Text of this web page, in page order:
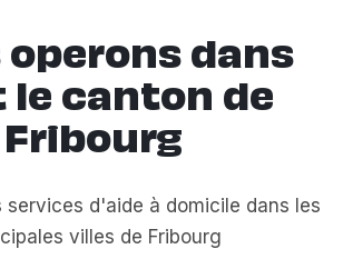
operons dans
le canton de
Fribourg
services d'aide à domicile dans les
villes de Fribourg